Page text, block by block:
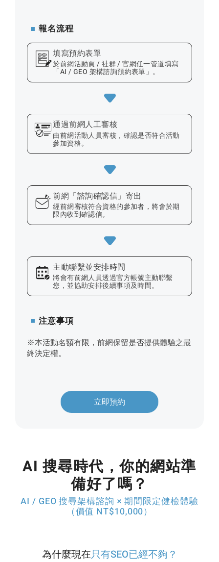
報名流程
填寫預約表單
於前網活動頁 / 社群 / 官網任一管道填寫
「AI / GEO 架構諮詢預約表單」。
通過前網人工審核
由前網活動人員審核，確認是否符合活動
參加資格。
前網「諮詢確認信」寄出
經前網審核符合資格的參加者，將會於期
限內收到確認信。
主動聯繫並安排時間
將會有前網人員透過官方帳號主動聯繫
您，並協助安排後續事項及時間。
注意事項
※本活動名額有限，前網保留是否提供體驗之最
終決定權。
立即預約
AI 搜尋時代，你的網站準
備好了嗎？
AI / GEO 搜尋架構諮詢 × 期間限定健檢體驗
（價值 NT$10,000）
為什麼現在只有SEO已經不夠？